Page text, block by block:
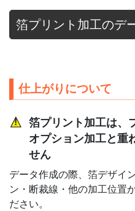
箔プリント加工のデ
仕上がりについて
箔プリント加工は、
オプション加工と重
せん
データ作成の際、箔デザイ
ン・断裁線・他の加工位置
ださい。